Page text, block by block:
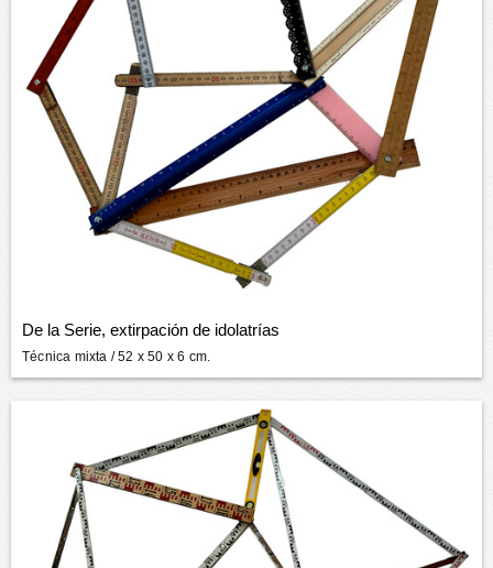
De la Serie, extirpación de idolatrías
Técnica mixta / 52 x 50 x 6 cm.